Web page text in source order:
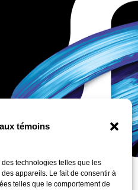
témoins
technologies telles que les
appareils. Le fait de consentir à
telles que le comportement de